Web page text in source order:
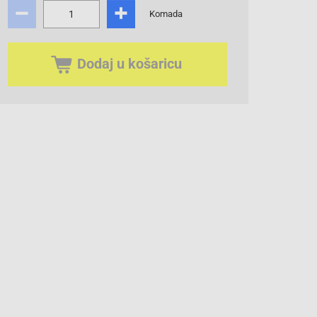
Komada
Dodaj u košaricu